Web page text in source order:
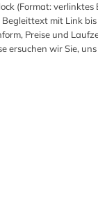
(Format: verlinktes
mit Link
Preise und
ersuchen wir Sie,